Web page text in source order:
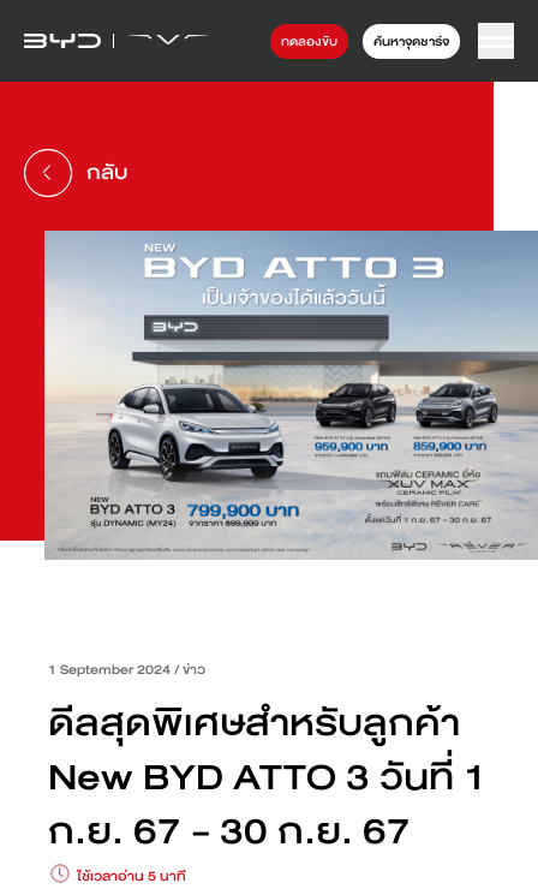
ทดลองขับ ค้นหาจุดชาร์จ
กลับ
1 September 2024/ข่าว
ดีลสุดพิเศษสำหรับลูกค้า
New BYD ATTO 3 วันที่ 1
ก.ย. 67 - 30 ก.ย. 67
ใช้เวลาอ่าน 5 นาที